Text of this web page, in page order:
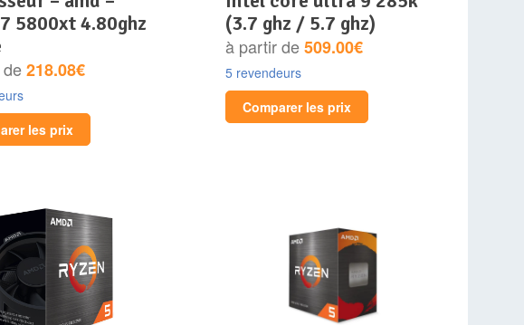
5800xt 4.80ghz
218.08€
les prix
(3.7 ghz / 5.7 ghz)
à partir de509.00€
5 revendeurs
Comparer les prix